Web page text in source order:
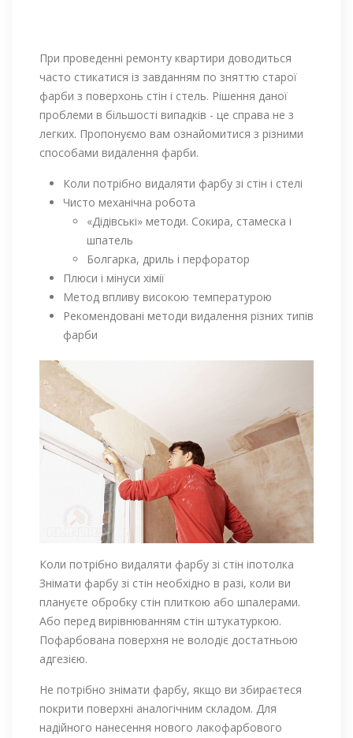
При проведенні ремонту квартири доводиться
часто стикатися із завданням по зняттю старої
фарби з поверхонь стін і стель. Рішення даної
проблеми в більшості випадків - це справа не з
легких. Пропонуємо вам ознайомитися з різними
способами видалення фарби.
Коли потрібно видаляти фарбу зі стін і стелі
Чисто механічна робота
«Дідівські» методи. Сокира, стамеска і
шпатель
Болгарка, дриль і перфоратор
Плюси і мінуси хімії
Метод впливу високою температурою
Рекомендовані методи видалення різних типів
фарби
Коли потрібно видаляти фарбу зі стін іпотолка
Знімати фарбу зі стін необхідно в разі, коли ви
плануєте обробку стін плиткою або шпалерами.
Або перед вирівнюванням стін штукатуркою.
Пофарбована поверхня не володіє достатньою
адгезією.
Не потрібно знімати фарбу, якщо ви збираєтеся
покрити поверхні аналогічним складом. Для
надійного нанесення нового лакофарбового